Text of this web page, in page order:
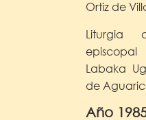
Ortiz de
Liturgia
Labaka
de
Año